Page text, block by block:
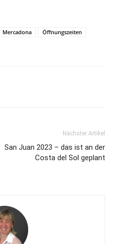
Mercadona
Öffnungszeiten
Nächster Artikel
San Juan 2023 – das ist an der
Costa del Sol geplant